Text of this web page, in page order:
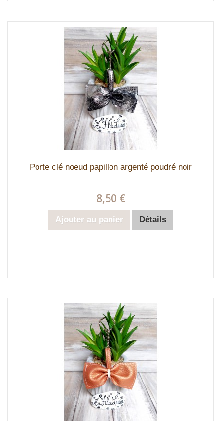
Porte clé noeud papillon argenté poudré noir
8,50 €
Ajouter au panier Détails